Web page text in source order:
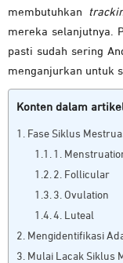
membutuhkan
mereka selanjutnya.
pasti sudah sering
menganjurkan untuk
Konten dalam
Fase Siklus
1.
2. Follicular
3. Ovulation
4. Luteal
Mengidentifikasi
Mulai Lacak Siklus